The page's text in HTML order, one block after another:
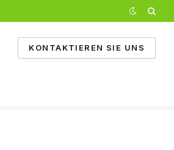
KONTAKTIEREN SIE UNS